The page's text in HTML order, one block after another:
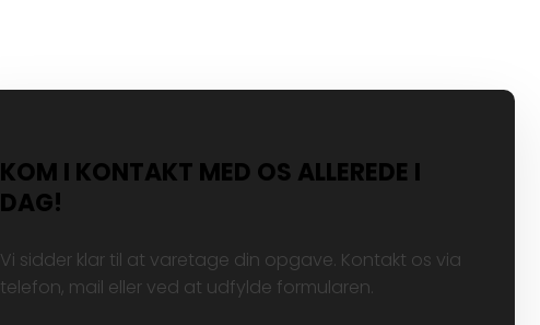
KOM I KONTAKT MED OS ALLEREDE I
DAG!
Vi sidder klar til at varetage din opgave. Kontakt os via
telefon, mail eller ved at udfylde formularen.